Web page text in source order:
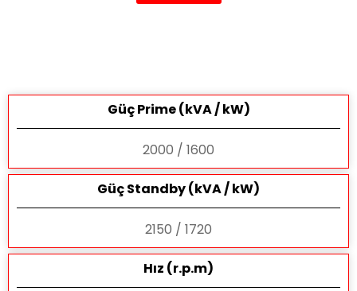
Güç Prime (kVA / kW)
2000 / 1600
Güç Standby (kVA / kW)
2150 / 1720
Hız (r.p.m)